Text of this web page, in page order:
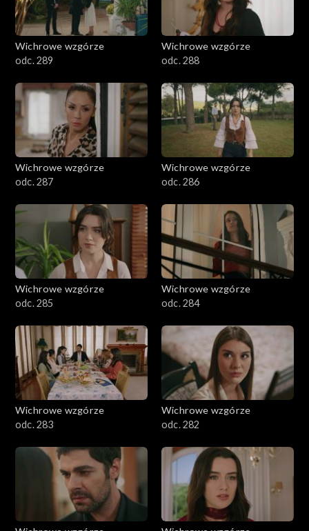
Wichrowe wzgórze
odc. 289
Wichrowe wzgórze
odc. 288
Wichrowe wzgórze
odc. 287
Wichrowe wzgórze
odc. 286
Wichrowe wzgórze
odc. 285
Wichrowe wzgórze
odc. 284
Wichrowe wzgórze
odc. 283
Wichrowe wzgórze
odc. 282